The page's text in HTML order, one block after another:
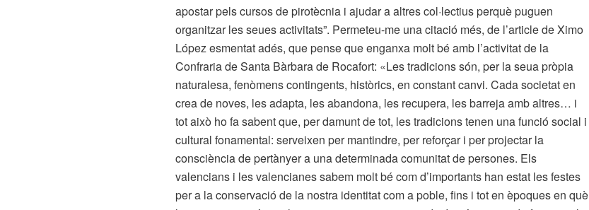
apostar pels cursos de pirotècnia i ajudar a altres col·lectius perquè puguen
organitzar les seues activitats”. Permeteu-me una citació més, de l’article de Ximo
López esmentat adés, que pense que enganxa molt bé amb l’activitat de la
Confraria de Santa Bàrbara de Rocafort: «Les tradicions són, per la seua pròpia
naturalesa, fenòmens contingents, històrics, en constant canvi. Cada societat en
crea de noves, les adapta, les abandona, les recupera, les barreja amb altres… i
tot això ho fa sabent que, per damunt de tot, les tradicions tenen una funció social i
cultural fonamental: serveixen per mantindre, per reforçar i per projectar la
consciència de pertànyer a una determinada comunitat de persones. Els
valencians i les valencianes sabem molt bé com d’importants han estat les festes
per a la conservació de la nostra identitat com a poble, fins i tot en èpoques en què